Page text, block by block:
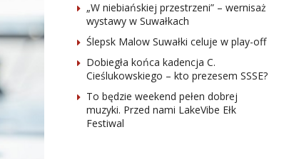
„W niebiańskiej przestrzeni” – wernisaż
wystawy w Suwałkach
Ślepsk Malow Suwałki celuje w play-off
Dobiegła końca kadencja C.
Cieślukowskiego – kto prezesem SSSE?
To będzie weekend pełen dobrej
muzyki. Przed nami LakeVibe Ełk
Festiwal